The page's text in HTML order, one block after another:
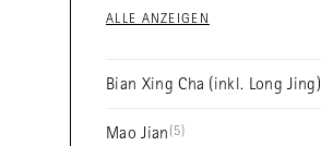
ALLE ANZEIGEN
Bian Xing Cha (inkl. Long Jing)
Mao Jian (5)